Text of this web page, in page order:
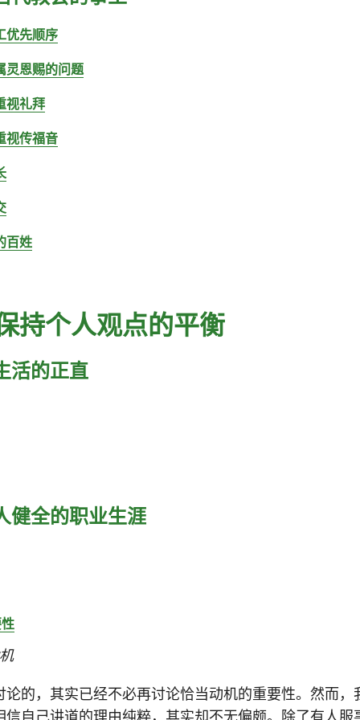
优先顺序
灵恩赐的问题
视礼拜
视传福音
百姓
持个人观点的平衡
活的正直
健全的职业生涯
论的，其实已经不必再讨论恰当动机的重要性。然而，
信自己讲道的理由纯粹，其实却不无偏颇。除了有人服